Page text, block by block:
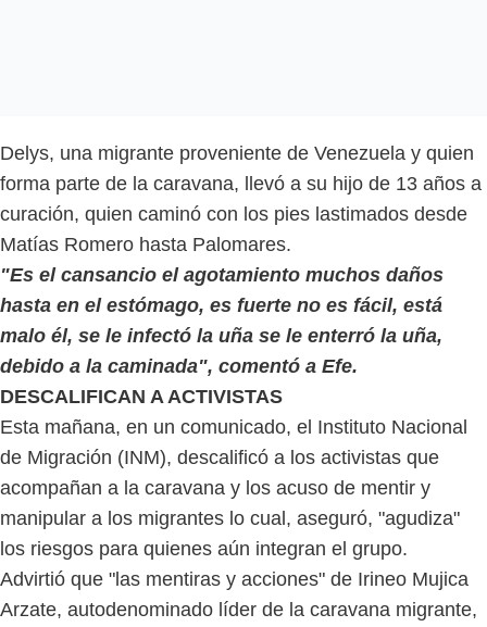
Delys, una migrante proveniente de Venezuela y quien
forma parte de la caravana, llevó a su hijo de 13 años a
curación, quien caminó con los pies lastimados desde
Matías Romero hasta Palomares.
"Es el cansancio el agotamiento muchos daños
hasta en el estómago, es fuerte no es fácil, está
malo él, se le infectó la uña se le enterró la uña,
debido a la caminada", comentó a Efe.
DESCALIFICAN A ACTIVISTAS
Esta mañana, en un comunicado, el Instituto Nacional
de Migración (INM), descalificó a los activistas que
acompañan a la caravana y los acuso de mentir y
manipular a los migrantes lo cual, aseguró, "agudiza"
los riesgos para quienes aún integran el grupo.
Advirtió que "las mentiras y acciones" de Irineo Mujica
Arzate, autodenominado líder de la caravana migrante,